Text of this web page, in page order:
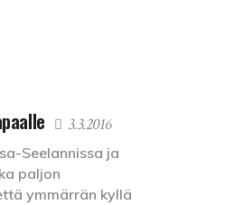
3.3.2016
Seelannissa ja
paljon
ymmärrän kyllä